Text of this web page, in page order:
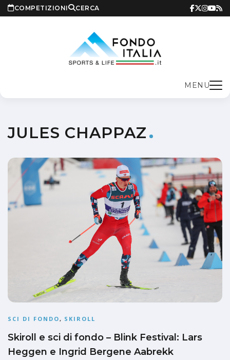
COMPETIZIONI CERCA
MENU
JULES CHAPPAZ
SCI DI FONDO, SKIROLL
Skiroll e sci di fondo – Blink Festival: Lars
Heggen e Ingrid Bergene Aabrekk